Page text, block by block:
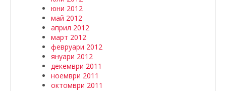
юни 2012
май 2012
април 2012
март 2012
февруари 2012
януари 2012
декември 2011
ноември 2011
октомври 2011